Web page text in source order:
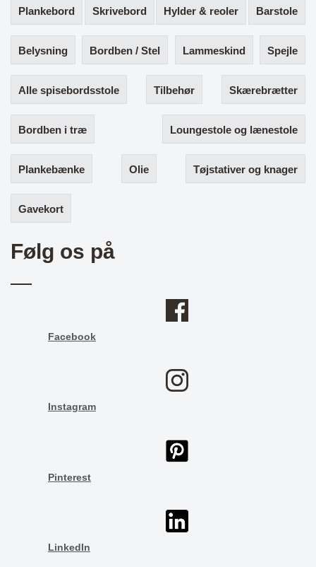
Plankebord Skrivebord Hylder & reoler Barstole
Belysning Bordben / Stel Lammeskind Spejle
Alle spisebordsstole Tilbehør Skærebrætter
Bordben i træ Loungestole og lænestole
Plankebænke Olie Tøjstativer og knager
Gavekort
Følg os på
Facebook
Instagram
Pinterest
LinkedIn